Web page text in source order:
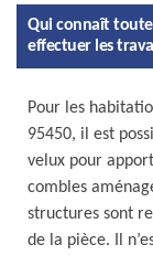
Qui connaît
effectuer les
Pour les
95450, il est
velux pour
combles
structures sont
de la pièce. Il